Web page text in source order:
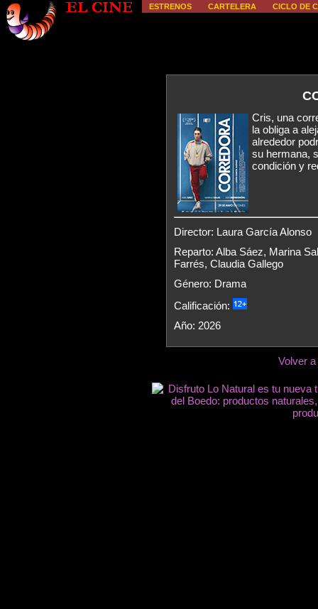
ESTRENOS CARTELERA CICLO DE
Cris, una
la obliga a
alrededor
su hermana,
condición y
Director: Laura García Alonso
Reparto: Alba Sáez, Marina
Farrés, Claudia Gallego
Género: Drama
Calificación:
Año: 2026
Volver